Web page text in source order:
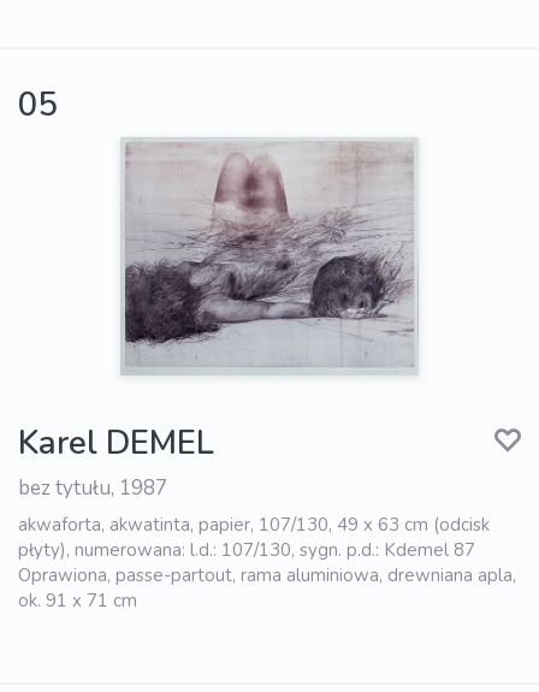
05
Karel DEMEL
bez tytułu, 1987
akwaforta, akwatinta, papier, 107/130, 49 x 63 cm (odcisk
płyty), numerowana: l.d.: 107/130, sygn. p.d.: Kdemel 87
Oprawiona, passe-partout, rama aluminiowa, drewniana apla,
ok. 91 x 71 cm